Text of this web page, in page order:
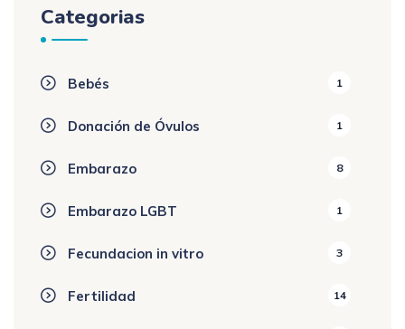
Categorias
Bebés 1
Donación de Óvulos 1
Embarazo 8
Embarazo LGBT 1
Fecundacion in vitro 3
Fertilidad 14